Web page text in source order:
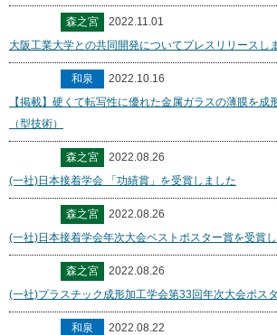
森之宮
2022.11.01
大阪工業大学との共同開発についてプレスリリースし
和泉
2022.10.16
【掲載】硬くて転写性に優れた金属ガラスの薄膜を成
（型技術）
森之宮
2022.08.26
(一社)日本接着学会 「功績賞」を受賞しました
森之宮
2022.08.26
(一社)日本接着学会年次大会ベストポスター賞を受賞
森之宮
2022.08.26
(一社)プラスチック成形加工学会第33回年次大会ポス
和泉
2022.08.22